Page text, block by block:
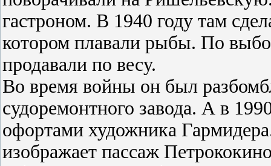
гастроном. В 1940 году там
котором плавали рыбы. По
продавали по весу.
Во время войны он был
судоремонтного завода. А в
офортами художника
изображает пассаж